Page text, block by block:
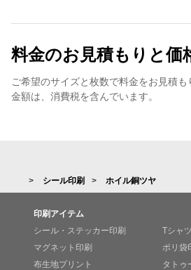
料金のお見積もりと価
ご希望のサイズと枚数で料金をお見積も
金額は、消費税を含んでいます。
シール印刷 ホイル銅ツヤ
印刷アイテム
シール・ステッカー印刷
マグネット印刷
布生地プリント
Tシャ
ポリ袋
タトゥ